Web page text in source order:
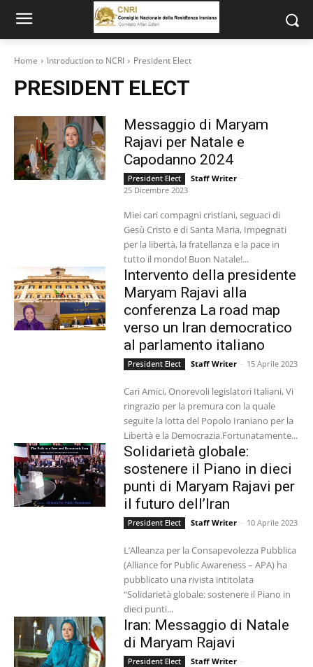
Home Introduction to NCRI President Elect
PRESIDENT ELECT
Messaggio di Maryam
Rajavi per Natale e
Capodanno 2024
President Elect Staff Writer -
25 Dicembre 2023
Miei cari compagni cristiani, seguaci di
Gesù Cristo e di Santa Maria, Impegnati
per la libertà, la fratellanza e la pace in
tutto il mondo! Buon Natale!...
Intervento della presidente
Maryam Rajavi alla
conferenza La road map
verso un Iran democratico
al parlamento italiano
President Elect Staff Writer - 15 Aprile 2023
Cari Amici, Onorevoli legislatori Italiani, Vi
ringrazio per la premura con la quale
seguite la lotta del Popolo Iraniano per la
Libertà e la Democrazia.Fortunatamente...
Solidarietà globale:
sostenere il Piano in dieci
punti di Maryam Rajavi per
il futuro dell’Iran
President Elect Staff Writer - 10 Aprile 2023
L’Alleanza per la Consapevolezza Pubblica
(Alliance for Public Awareness – APA) ha
pubblicato una rivista intitolata
“Solidarietà globale: sostenere il Piano in
dieci punti...
Iran: Messaggio di Natale
di Maryam Rajavi
President Elect Staff Writer -